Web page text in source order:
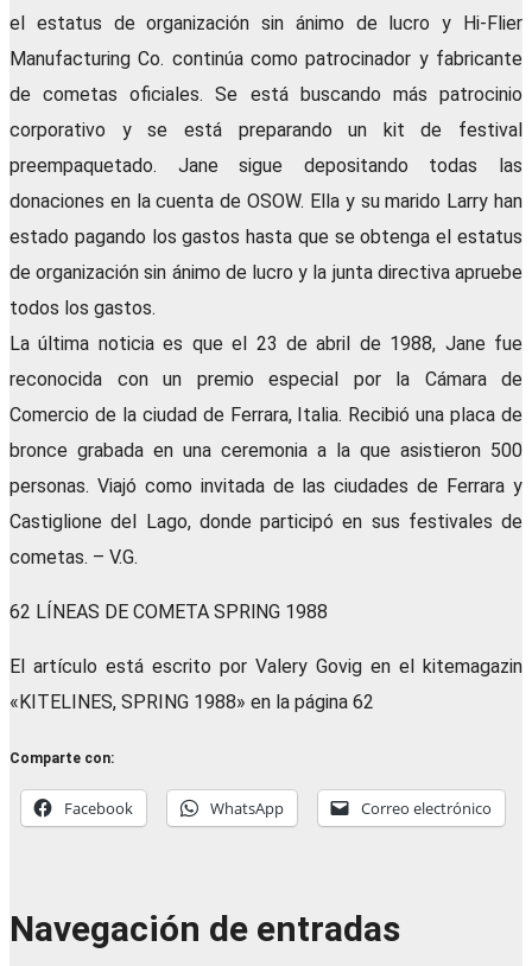
el estatus de organización sin ánimo de lucro y Hi-Flier
Manufacturing Co. continúa como patrocinador y fabricante
de cometas oficiales. Se está buscando más patrocinio
corporativo y se está preparando un kit de festival
preempaquetado. Jane sigue depositando todas las
donaciones en la cuenta de OSOW. Ella y su marido Larry han
estado pagando los gastos hasta que se obtenga el estatus
de organización sin ánimo de lucro y la junta directiva apruebe
todos los gastos.
La última noticia es que el 23 de abril de 1988, Jane fue
reconocida con un premio especial por la Cámara de
Comercio de la ciudad de Ferrara, Italia. Recibió una placa de
bronce grabada en una ceremonia a la que asistieron 500
personas. Viajó como invitada de las ciudades de Ferrara y
Castiglione del Lago, donde participó en sus festivales de
cometas. – V.G.
62 LÍNEAS DE COMETA SPRlNG 1988
El artículo está escrito por Valery Govig en el kitemagazin
«KITELINES, SPRING 1988» en la página 62
Comparte con:
Facebook WhatsApp Correo electrónico
Navegación de entradas